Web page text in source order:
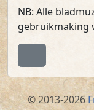
NB: Alle
gebruikmaking
© 2013-2026